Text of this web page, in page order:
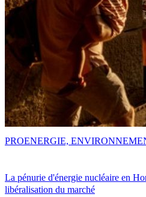
La pénurie d'énergie nucléaire en
libéralisation du marché
PROENERGIE,